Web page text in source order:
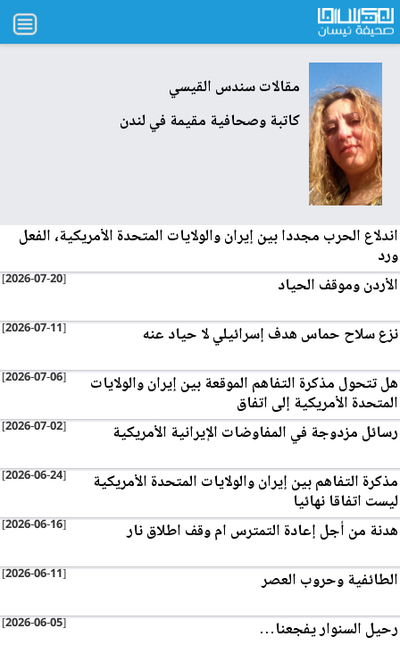
مقالاتسندس القيسي
كاتبة وصحافية مقيمة في لندن
اندلاع الحرب مجددا بين إيران والولايات المتحدة الأمريكية، الفعل
ورد
[2026-07-20] الأردن وموقف الحياد
[2026-07-11] نزع سلاح حماس هدف إسرائيلي لا حياد عنه
[2026-07-06] هل تتحول مذكرة التفاهم الموقعة بين إيران والولايات
المتحدة الأمريكية إلى اتفاق
[2026-07-02] رسائل مزدوجة في المفاوضات الإيرانية الأمريكية
[2026-06-24] مذكرة التفاهم بين إيران والولايات المتحدة الأمريكية
ليست اتفاقا نهائيا
[2026-06-16] هدنة من أجل إعادة التمترس ام وقف اطلاق نار
[2026-06-11] الطائفية وحروب العصر
[2026-06-05] رحيل السنوار يفجعنا…